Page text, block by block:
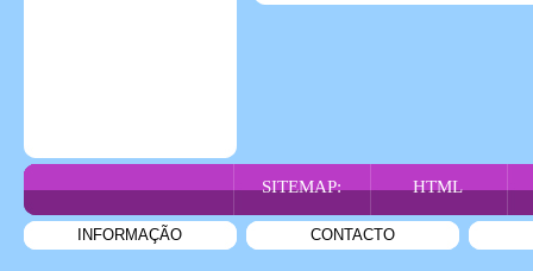
SITEMAP: HTML
INFORMAÇÃO CONTACTO